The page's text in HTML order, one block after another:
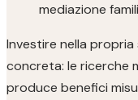
mediazione
Investire nella
concreta: le ricerche
produce benefici